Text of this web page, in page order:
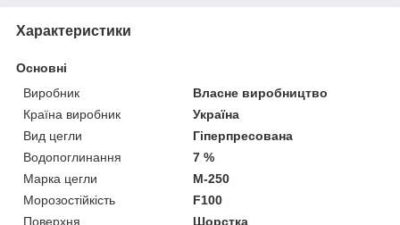
Характеристики
Основні
Виробник
Власне виробництво
Країна виробник
Україна
Вид цегли
Гіперпресована
Водопоглинання
7 %
Марка цегли
М-250
Морозостійкість
F100
Поверхня
Шорстка